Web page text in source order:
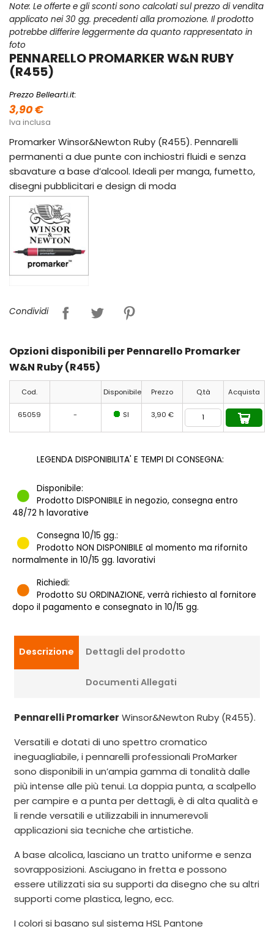
Note: Le offerte e gli sconti sono calcolati sul prezzo di vendita
applicato nei 30 gg. precedenti alla promozione. Il prodotto
potrebbe differire leggermente da quanto rappresentato in
foto
PENNARELLO PROMARKER W&N RUBY
(R455)
Prezzo Bellearti.it:
3,90 €
Iva inclusa
Promarker Winsor&Newton Ruby (R455). Pennarelli
permanenti a due punte con inchiostri fluidi e senza
sbavature a base d’alcool. Ideali per manga, fumetto,
disegni pubblicitari e design di moda
Condividi
Opzioni disponibili per Pennarello Promarker
W&N Ruby (R455)
Cod. Disponibile Prezzo Q.tà Acquista
65059 - SI 3,90 €
LEGENDA DISPONIBILITA' E TEMPI DI CONSEGNA:
Disponibile:
Prodotto DISPONIBILE in negozio, consegna entro
48/72 h lavorative
Consegna 10/15 gg.:
Prodotto NON DISPONIBILE al momento ma rifornito
normalmente in 10/15 gg. lavorativi
Richiedi:
Prodotto SU ORDINAZIONE, verrà richiesto al fornitore
dopo il pagamento e consegnato in 10/15 gg.
Descrizione Dettagli del prodotto
Documenti Allegati
Pennarelli Promarker Winsor&Newton Ruby (R455).
Versatili e dotati di uno spettro cromatico
ineguagliabile, i pennarelli professionali ProMarker
sono disponibili in un’ampia gamma di tonalità dalle
più intense alle più tenui. La doppia punta, a scalpello
per campire e a punta per dettagli, è di alta qualità e
li rende versatili e utilizzabili in innumerevoli
applicazioni sia tecniche che artistiche.
A base alcolica, lasciano un tratto uniforme e senza
sovrapposizioni. Asciugano in fretta e possono
essere utilizzati sia su supporti da disegno che su altri
supporti come plastica, legno, ecc.
I colori si basano sul sistema HSL Pantone